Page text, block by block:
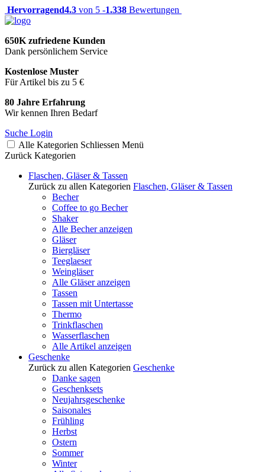
Hervorragend4.3 von 5 -1.338 Bewertungen
650K zufriedene Kunden
Dank persönlichem Service
Kostenlose Muster
Für Artikel bis zu 5 €
80 Jahre Erfahrung
Wir kennen Ihren Bedarf
Suche Login
Alle Kategorien Schliessen Menü
Zurück Kategorien
Flaschen, Gläser & Tassen
Zurück zu allen Kategorien Flaschen, Gläser & Tassen
Becher
Coffee to go Becher
Shaker
Alle Becher anzeigen
Gläser
Biergläser
Teeglaeser
Weingläser
Alle Gläser anzeigen
Tassen
Tassen mit Untertasse
Thermo
Trinkflaschen
Wasserflaschen
Alle Artikel anzeigen
Geschenke
Zurück zu allen Kategorien Geschenke
Danke sagen
Geschenksets
Neujahrsgeschenke
Saisonales
Frühling
Herbst
Ostern
Sommer
Winter